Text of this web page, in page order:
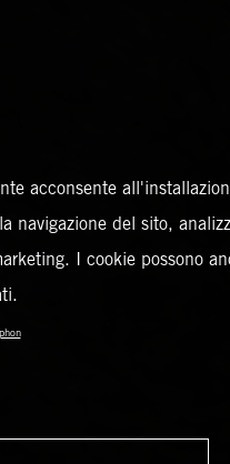
acconsente
navigazione del sito,
I cookie possono